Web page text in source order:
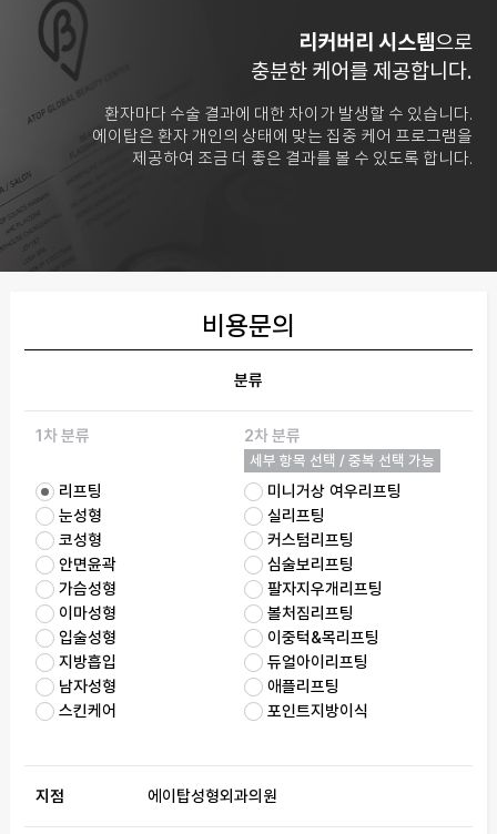
리커버리 시스템으로
충분한 케어를 제공합니다.
환자마다 수술 결과에 대한 차이가 발생할 수 있습니다.
에이탑은 환자 개인의 상태에 맞는 집중 케어 프로그램을
제공하여 조금 더 좋은 결과를 볼 수 있도록 합니다.
비용문의
분류
1차 분류
리프팅
눈성형
코성형
안면윤곽
가슴성형
이마성형
입술성형
지방흡입
남자성형
스킨케어
2차 분류
세부 항목 선택 / 중복 선택 가능
미니거상 여우리프팅
실리프팅
커스텀리프팅
심술보리프팅
팔자지우개리프팅
볼처짐리프팅
이중턱&목리프팅
듀얼아이리프팅
애플리프팅
포인트지방이식
지점 에이탑성형외과의원